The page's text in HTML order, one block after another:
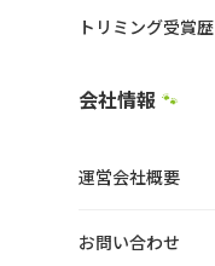
トリミング受賞歴
会社情報 🐾
運営会社概要
お問い合わせ